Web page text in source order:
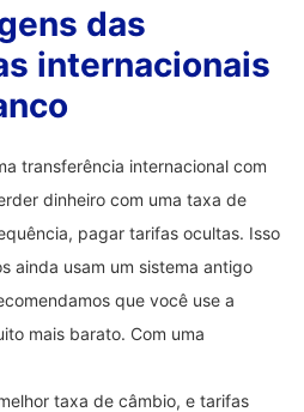
das
internacionais
transferência internacional com
dinheiro com uma taxa de
pagar tarifas ocultas. Isso
ainda usam um sistema antigo
que você use a
mais barato. Com uma
taxa de câmbio, e tarifas